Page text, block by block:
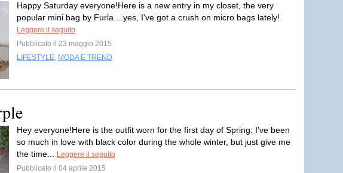
Happy Saturday everyone!Here is a new entry in my closet, the very
popular mini bag by Furla....yes, I've got a crush on micro bags lately!
Leggere il seguito
Pubblicato il 23 maggio 2015
LIFESTYLE, MODA E TREND
Hey everyone!Here is the outfit worn for the first day of Spring: I've been
so much in love with black color during the whole winter, but just give me
the time...
Leggere il seguito
Pubblicato il 04 aprile 2015